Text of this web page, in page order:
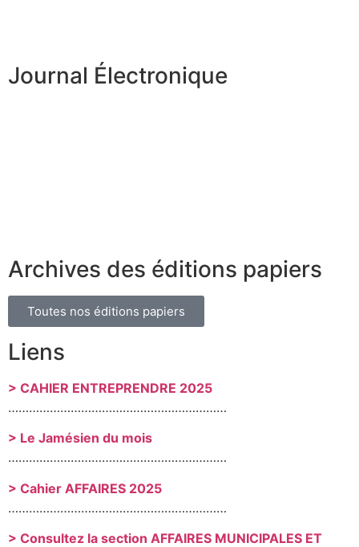
Journal Électronique
Archives des éditions papiers
Toutes nos éditions papiers
Liens
> CAHIER ENTREPRENDRE 2025
………………………………………………………
> Le Jamésien du mois
………………………………………………………
> Cahier AFFAIRES 2025
………………………………………………………
> Consultez la section AFFAIRES MUNICIPALES ET